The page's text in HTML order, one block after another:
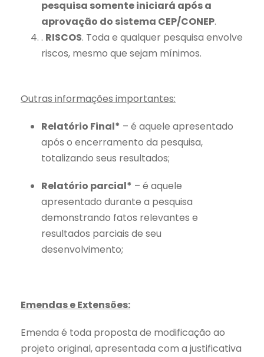
pesquisa somente iniciará após a
aprovação do sistema CEP/CONEP.
. RISCOS. Toda e qualquer pesquisa envolve
riscos, mesmo que sejam mínimos.
Outras informações importantes:
Relatório Final* – é aquele apresentado
após o encerramento da pesquisa,
totalizando seus resultados;
Relatório parcial* – é aquele
apresentado durante a pesquisa
demonstrando fatos relevantes e
resultados parciais de seu
desenvolvimento;
Emendas e Extensões:
Emenda é toda proposta de modificação ao
projeto original, apresentada com a justificativa